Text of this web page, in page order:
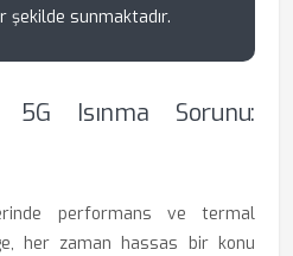
sunmaktadır.
Isınma Sorunu:
performans ve termal
her zaman hassas bir konu